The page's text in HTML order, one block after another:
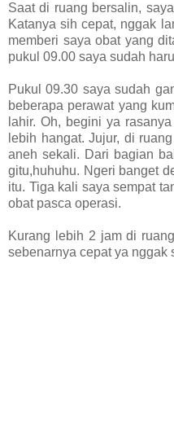
Saat di ruang bersalin,
Katanya sih cepat, nggak
memberi saya obat yang
pukul 09.00 saya sudah
Pukul 09.30 saya sudah
beberapa perawat yang
lahir. Oh, begini ya
lebih hangat. Jujur, di
aneh sekali. Dari bagian
gitu,huhuhu. Ngeri banget
itu. Tiga kali saya sempat
obat pasca operasi.
Kurang lebih 2 jam di
sebenarnya cepat ya nggak